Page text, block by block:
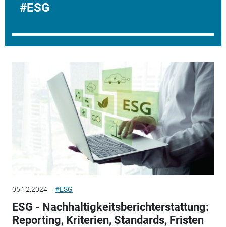
ESG
05.12.2024 #ESG
ESG - Nachhaltigkeitsberichterstattung:
Reporting, Kriterien, Standards, Fristen